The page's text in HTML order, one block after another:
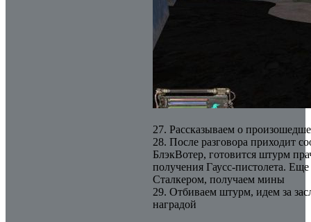
27. Рассказываем о
28. После разговора приходит
БлэкВотер, готовится штурм
получения Гаусс-пистолета.
Сталкером, получаем мины
29. Отбиваем штурм, идем за
наградой